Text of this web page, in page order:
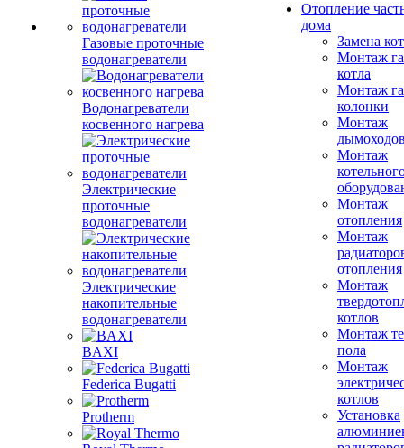
Газовые проточные
водонагреватели
Водонагреватели
косвенного нагрева
Электрические
проточные
водонагреватели
Электрические
накопительные
водонагреватели
BAXI
Federica Bugatti
Protherm
Отопление
дома
Замена
Монтаж
котла
Монтаж
колонки
Монтаж
Монтаж
Монтаж
отопления
Монтаж
отопления
Монтаж
котлов
Монтаж
пола
Монтаж
котлов
Установка